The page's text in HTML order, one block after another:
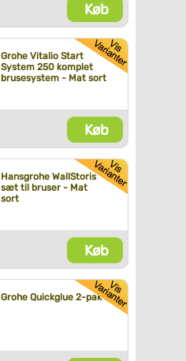
Køb
Grohe Vitalio Start
System 250 komplet
brusesystem - Mat sort
Køb
Hansgrohe WallStoris
sæt til bruser - Mat
sort
Køb
Grohe Quickglue 2-pak